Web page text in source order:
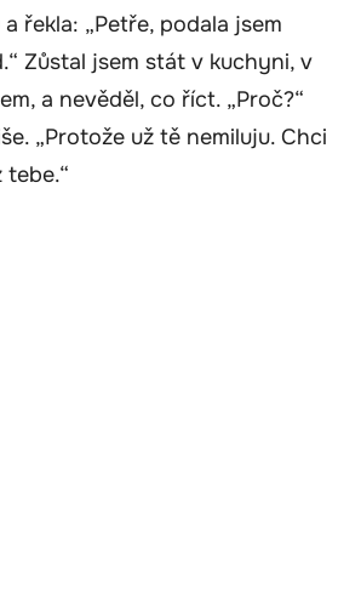
řekla: „Petře, podala jsem
Zůstal jsem stát v kuchyni, v
a nevěděl, co říct. „Proč?“
„Protože už tě nemiluju. Chci
tebe.“